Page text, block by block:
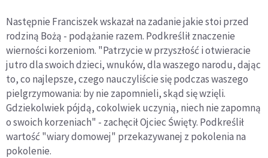
Następnie Franciszek wskazał na zadanie jakie stoi przed
rodziną Bożą - podążanie razem. Podkreślił znaczenie
wierności korzeniom. "Patrzycie w przyszłość i otwieracie
jutro dla swoich dzieci, wnuków, dla waszego narodu, dając
to, co najlepsze, czego nauczyliście się podczas waszego
pielgrzymowania: by nie zapomnieli, skąd się wzięli.
Gdziekolwiek pójdą, cokolwiek uczynią, niech nie zapomną
o swoich korzeniach" - zachęcił Ojciec Święty. Podkreślił
wartość "wiary domowej" przekazywanej z pokolenia na
pokolenie.